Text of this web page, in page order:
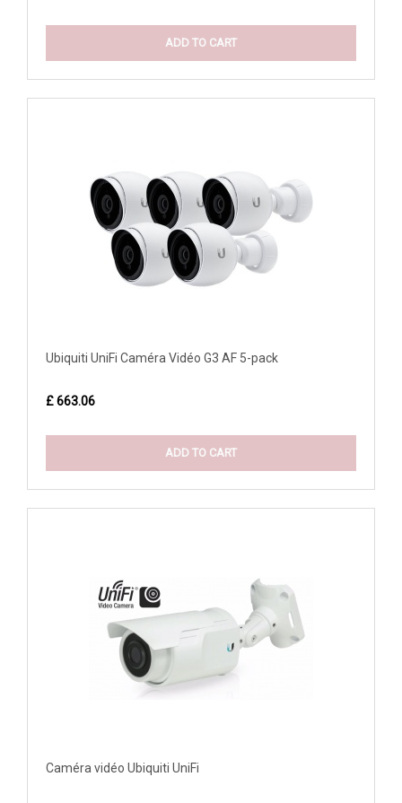
ADD TO CART
Ubiquiti UniFi Caméra Vidéo G3 AF 5-pack
£ 663.06
ADD TO CART
Caméra vidéo Ubiquiti UniFi